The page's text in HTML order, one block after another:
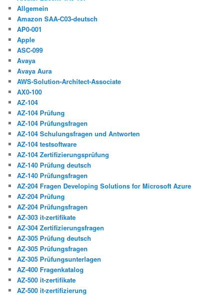
Allgemein
Amazon SAA-C03-deutsch
AP0-001
Apple
ASC-099
Avaya
Avaya Aura
AWS-Solution-Architect-Associate
AX0-100
AZ-104
AZ-104 Prüfung
AZ-104 Prüfungsfragen
AZ-104 Schulungsfragen und Antworten
AZ-104 testsoftware
AZ-104 Zertifizierungsprüfung
AZ-140 Prüfung deutsch
AZ-140 Prüfungsfragen
AZ-204 Fragen Developing Solutions for Microsoft Azure
AZ-204 Prüfung
AZ-204 Prüfungsfragen
AZ-303 it-zertifikate
AZ-304 Zertifizierungsfragen
AZ-305 Prüfung deutsch
AZ-305 Prüfungsfragen
AZ-305 Prüfungsunterlagen
AZ-400 Fragenkatalog
AZ-500 it-zertifikate
AZ-500 it-zertifizierung